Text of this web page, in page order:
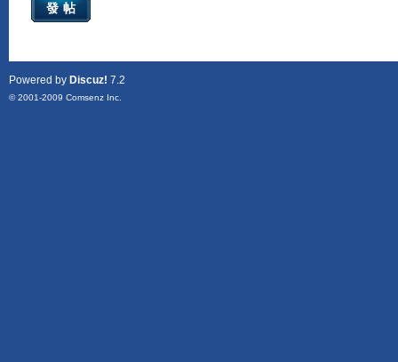
發帖
Powered by Discuz! 7.2
© 2001-2009 Comsenz Inc.